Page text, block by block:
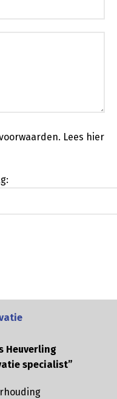
Lees hier
Heuverling
specialist”